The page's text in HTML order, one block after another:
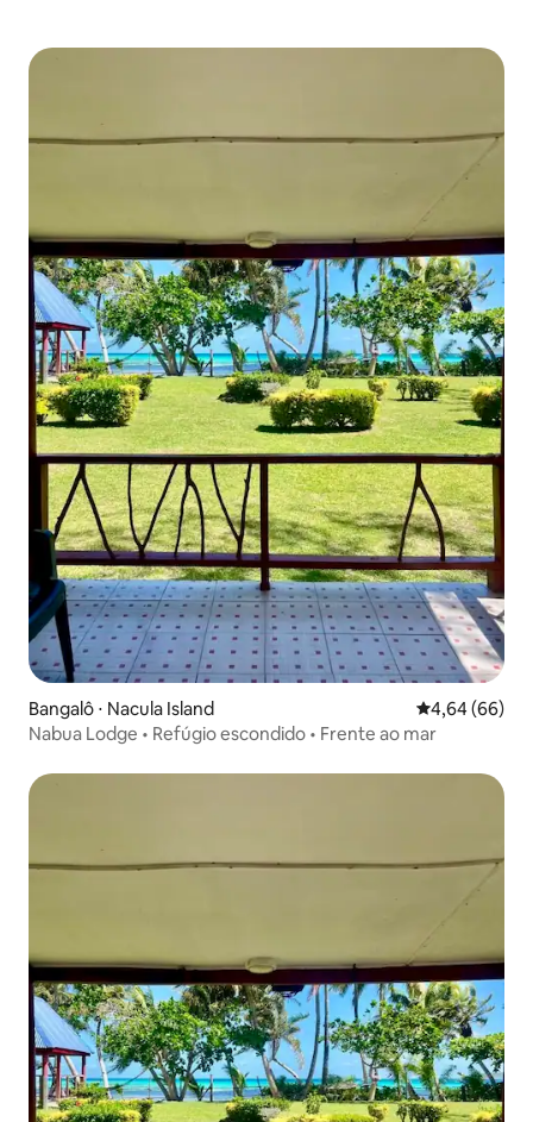
Bangalô ⋅ Nacula Island 4,64 de uma
4,64 (66)
Nabua Lodge • Refúgio escondido • Frente ao mar